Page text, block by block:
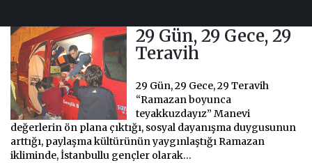
29 Gün, 29 Gece, 29
Teravih
29 Gün, 29 Gece, 29 Teravih
“Ramazan boyunca
teyakkuzdayız” Manevi
değerlerin ön plana çıktığı, sosyal dayanışma duygusunun
arttığı, paylaşma kültürünün yaygınlaştığı Ramazan
ikliminde, İstanbullu gençler olarak...